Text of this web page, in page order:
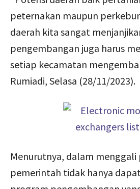
peternakan maupun
daerah kita sangat
pengembangan juga harus
setiap kecamatan
Rumiadi, Selasa (28/11/2023).
Menurutnya, dalam menggali
pemerintah tidak hanya